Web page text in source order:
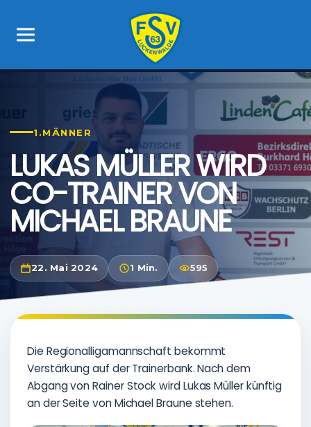
1.MÄNNER
LUKAS MÜLLER WIRD
CO-TRAINER VON
MICHAEL BRAUNE
22. Mai 2024 1 Min. 595
Die Regionalligamannschaft bekommt
Verstärkung auf der Trainerbank. Nach dem
Abgang von Rainer Stock wird Lukas Müller künftig
an der Seite von Michael Braune stehen.